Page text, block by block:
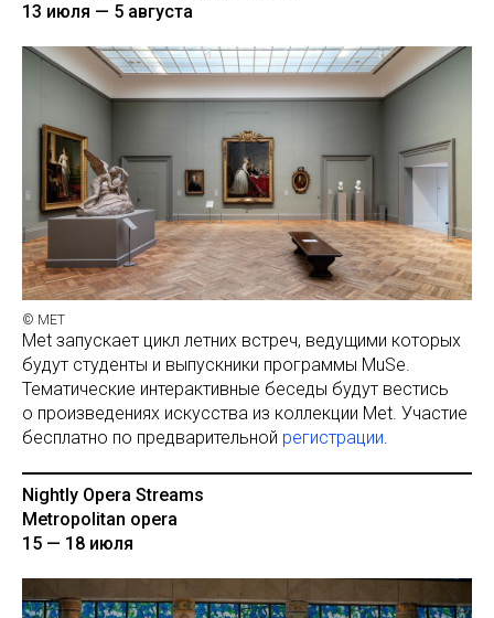
13 июля — 5 августа
© МЕТ
Met запускает цикл летних встреч, ведущими которых
будут студенты и выпускники программы MuSe.
Тематические интерактивные беседы будут вестись
о произведениях искусства из коллекции Met. Участие
бесплатно по предварительной регистрации.
Nightly Opera Streams
Metropolitan opera
15 — 18 июля